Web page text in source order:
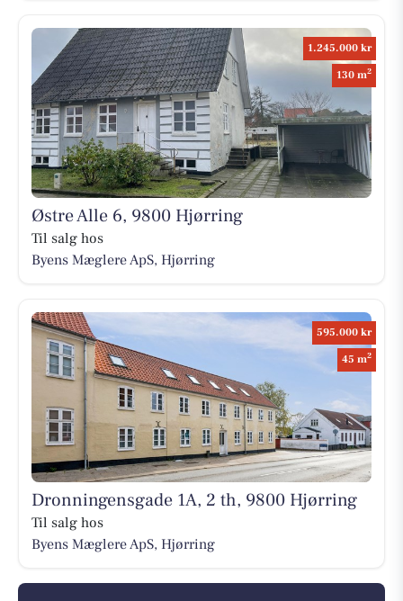
1.245.000 kr
130 m2
Østre Alle 6, 9800 Hjørring
Til salg hos
Byens Mæglere ApS, Hjørring
595.000 kr
45 m2
Dronningensgade 1A, 2 th, 9800 Hjørring
Til salg hos
Byens Mæglere ApS, Hjørring